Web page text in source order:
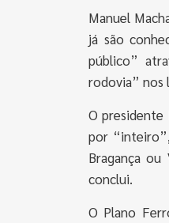
Manuel
já são
público”
rodovia” nos
O presidente
por
Bragança
conclui.
O Plano